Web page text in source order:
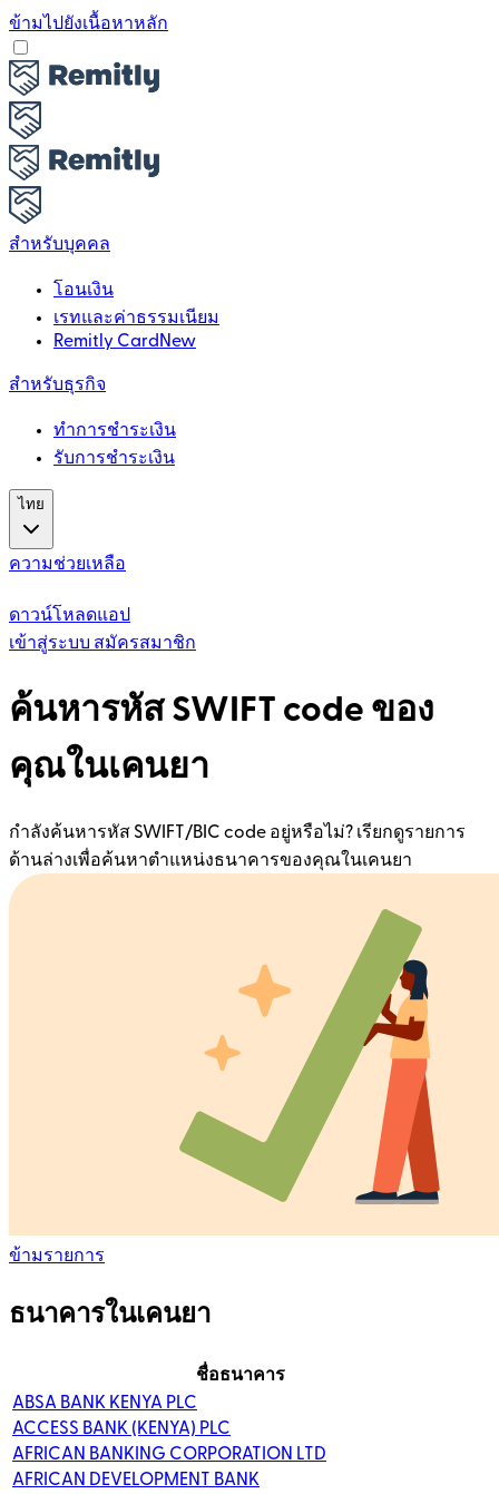
ข้ามไปยังเนื้อหาหลัก
สำหรับบุคคล
โอนเงิน
เรทและค่าธรรมเนียม
Remitly Card New
สำหรับธุรกิจ
ทำการชำระเงิน
รับการชำระเงิน
ไทย
ความช่วยเหลือ
ดาวน์โหลดแอป
เข้าสู่ระบบ สมัครสมาชิก
ค้นหารหัส SWIFT code ของ
คุณในเคนยา
กำลังค้นหารหัส SWIFT/BIC code อยู่หรือไม่? เรียกดูรายการ
ด้านล่างเพื่อค้นหาตำแหน่งธนาคารของคุณในเคนยา
ข้ามรายการ
ธนาคารในเคนยา
ชื่อธนาคาร
ABSA BANK KENYA PLC
ACCESS BANK (KENYA) PLC
AFRICAN BANKING CORPORATION LTD
AFRICAN DEVELOPMENT BANK